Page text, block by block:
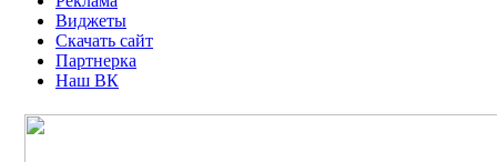
Виджеты
Скачать сайт
Партнерка
Наш ВК